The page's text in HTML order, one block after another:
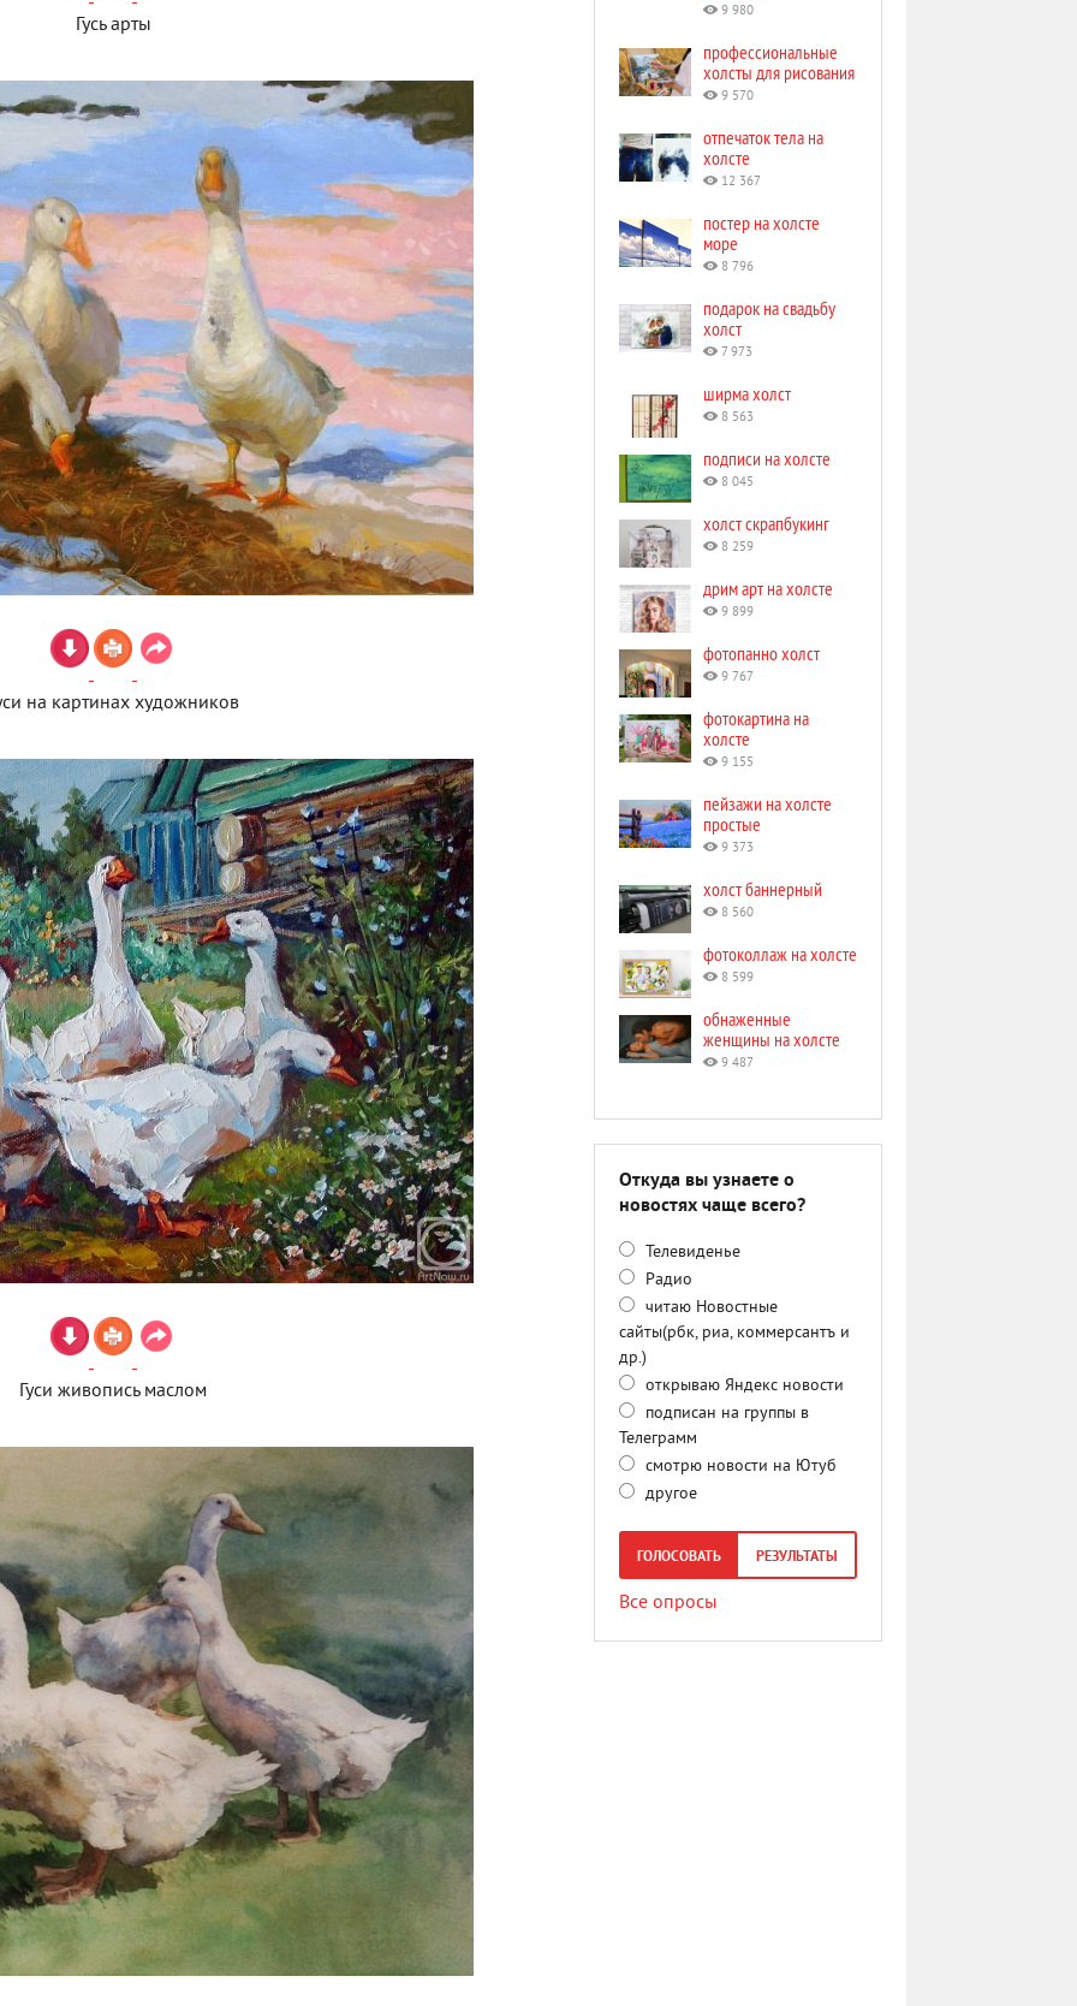
Гусь арты
на картинах художников
Гуси живопись маслом
9 980
профессиональные
холсты для рисования
9 570
отпечаток тела на
холсте
12 367
постер на холсте
море
8 796
подарок на свадьбу
холст
7 973
ширма холст
8 563
подписи на холсте
8 045
холст скрапбукинг
8 259
дрим арт на холсте
9 899
фотопанно холст
9 767
фотокартина на
холсте
9 155
пейзажи на холсте
простые
9 373
холст баннерный
8 560
фотоколлаж на холсте
8 599
обнаженные
женщины на холсте
9 487
Откуда вы узнаете о
новостях чаще всего?
Телевиденье
Радио
читаю Новостные
сайты(рбк, риа, коммерсантъ и
др.)
открываю Яндекс новости
подписан на группы в
Телеграмм
смотрю новости на Ютуб
другое
ГОЛОСОВАТЬ РЕЗУЛЬТАТЫ
Все опросы